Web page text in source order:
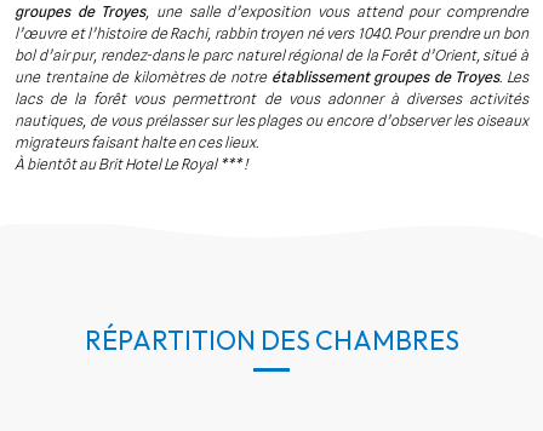
groupes de Troyes, une salle d’exposition vous attend pour comprendre
l’œuvre et l’histoire de Rachi, rabbin troyen né vers 1040. Pour prendre un bon
bol d’air pur, rendez-dans le parc naturel régional de la Forêt d’Orient, situé à
une trentaine de kilomètres de notre établissement groupes de Troyes. Les
lacs de la forêt vous permettront de vous adonner à diverses activités
nautiques, de vous prélasser sur les plages ou encore d’observer les oiseaux
migrateurs faisant halte en ces lieux.
À bientôt au Brit Hotel Le Royal *** !
RÉPARTITION DES CHAMBRES